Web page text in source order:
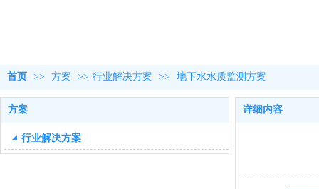
首页 >> 方案 >> 行业解决方案 >> 地下水水质监测方案
方案
行业解决方案
详细内容